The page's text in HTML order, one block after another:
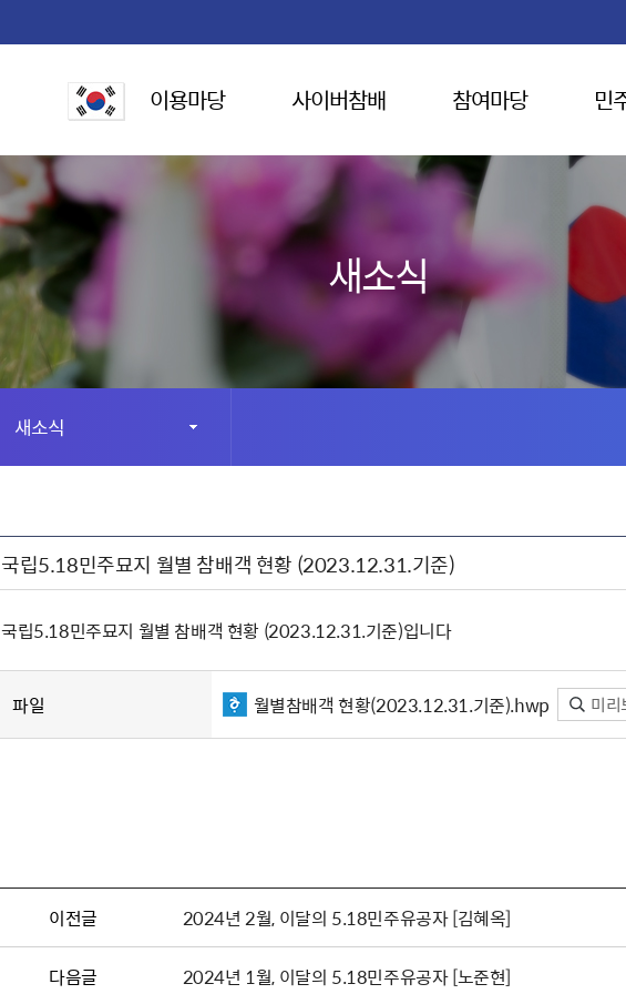
이용마당 사이버참배 참여마당 민
새소식
새소식
국립5.18민주묘지 월별 참배객 현황 (2023.12.31.기준)
국립5.18민주묘지 월별 참배객 현황 (2023.12.31.기준)입니다
파일 월별참배객 현황(2023.12.31.기준).hwp 미리
이전글 2024년 2월, 이달의 5.18민주유공자 [김혜옥]
다음글 2024년 1월, 이달의 5.18민주유공자 [노준현]